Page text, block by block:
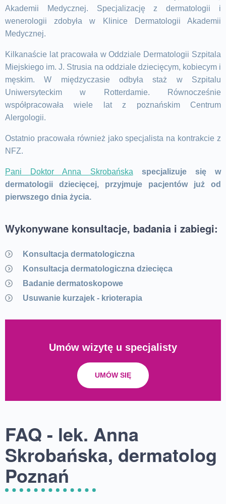
Akademii Medycznej. Specjalizację z dermatologii i
wenerologii zdobyła w Klinice Dermatologii Akademii
Medycznej.
Kilkanaście lat pracowała w Oddziale Dermatologii Szpitala
Miejskiego im. J. Strusia na oddziale dziecięcym, kobiecym i
męskim. W międzyczasie odbyła staż w Szpitalu
Uniwersyteckim w Rotterdamie. Równocześnie
współpracowała wiele lat z poznańskim Centrum
Alergologii.
Ostatnio pracowała również jako specjalista na kontrakcie z
NFZ.
Pani Doktor Anna Skrobańska specjalizuje się w
dermatologii dziecięcej, przyjmuje pacjentów już od
pierwszego dnia życia.
Wykonywane konsultacje, badania i zabiegi:
Konsultacja dermatologiczna
Konsultacja dermatologiczna dziecięca
Badanie dermatoskopowe
Usuwanie kurzajek - krioterapia
Umów wizytę u specjalisty
UMÓW SIĘ
FAQ - lek. Anna
Skrobańska, dermatolog
Poznań